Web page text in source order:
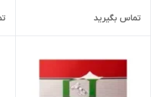
تماس بگیرید